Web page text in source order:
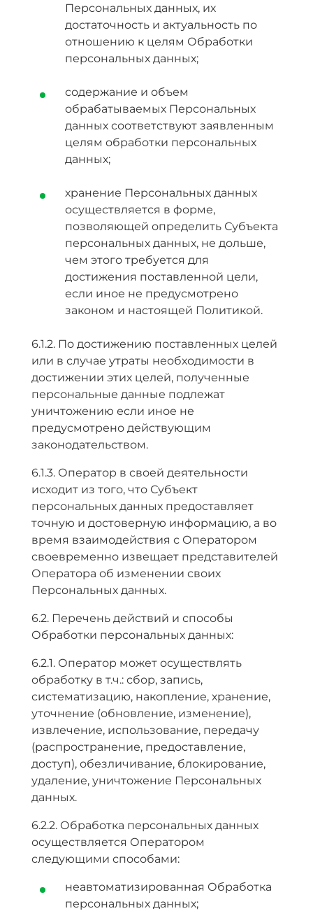
Персональных данных, их
достаточность и актуальность по
отношению к целям Обработки
персональных данных;
содержание и объем
обрабатываемых Персональных
данных соответствуют заявленным
целям обработки персональных
данных;
хранение Персональных данных
осуществляется в форме,
позволяющей определить Субъекта
персональных данных, не дольше,
чем этого требуется для
достижения поставленной цели,
если иное не предусмотрено
законом и настоящей Политикой.
6.1.2. По достижению поставленных целей
или в случае утраты необходимости в
достижении этих целей, полученные
персональные данные подлежат
уничтожению если иное не
предусмотрено действующим
законодательством.
6.1.3. Оператор в своей деятельности
исходит из того, что Субъект
персональных данных предоставляет
точную и достоверную информацию, а во
время взаимодействия с Оператором
своевременно извещает представителей
Оператора об изменении своих
Персональных данных.
6.2. Перечень действий и способы
Обработки персональных данных:
6.2.1. Оператор может осуществлять
обработку в т.ч.: сбор, запись,
систематизацию, накопление, хранение,
уточнение (обновление, изменение),
извлечение, использование, передачу
(распространение, предоставление,
доступ), обезличивание, блокирование,
удаление, уничтожение Персональных
данных.
6.2.2. Обработка персональных данных
осуществляется Оператором
следующими способами:
неавтоматизированная Обработка
персональных данных;